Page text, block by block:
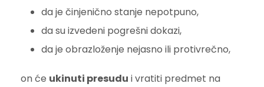
da je činjenično stanje nepotpuno,
da su izvedeni pogrešni dokazi,
da je obrazloženje nejasno ili protivrečno,
on će ukinuti presudu i vratiti predmet na